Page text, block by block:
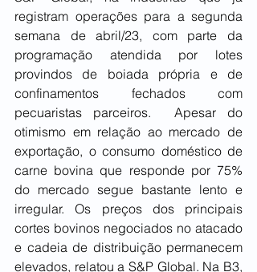
registram operações para a segunda
semana de abril/23, com parte da
programação atendida por lotes
provindos de boiada própria e de
confinamentos fechados com
pecuaristas parceiros.  Apesar do
otimismo em relação ao mercado de
exportação, o consumo doméstico de
carne bovina que responde por 75%
do mercado segue bastante lento e
irregular. Os preços dos principais
cortes bovinos negociados no atacado
e cadeia de distribuição permanecem
elevados, relatou a S&P Global. Na B3,